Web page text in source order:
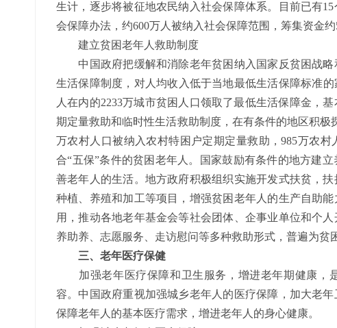
生计，逐步将被征地农民纳入社会保障体系。目前已有
会保障办法，约600万人被纳入社会保障范围，筹集资金约
建立贫困老年人救助制度
中国政府把缓解和消除老年贫困纳入国家反贫困战略
生活保障制度，对人均收入低于当地最低生活保障标准
人在内的2233万城市贫困人口领取了最低生活保障金，
期定量救助和临时性生活救助制度，在有条件的地区积
万农村人口被纳入农村特困户定期定量救助，985万农
合“五保”条件的贫困老年人。国家鼓励有条件的地方建
善老年人的生活。地方政府积极组织实施开发式扶贫，
种植、养殖和加工等项目，增强贫困老年人的生产自助
用，推动各地老年基金会等社会团体、企事业单位和个
养助养、志愿服务、走访慰问等多种救助形式，普遍为贫
三、老年医疗保健
加强老年医疗保障和卫生服务，增进老年期健康，
容。中国政府重视加强城乡老年人的医疗保障，加大老
保障老年人的基本医疗需求，增进老年人的身心健康。